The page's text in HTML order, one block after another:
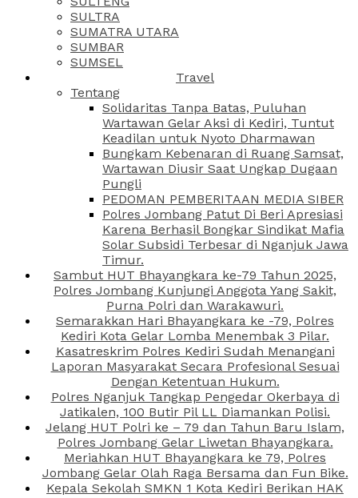
SULTRA
SUMATRA UTARA
SUMBAR
SUMSEL
Travel
Tentang
Solidaritas Tanpa Batas, Puluhan
Wartawan Gelar Aksi di Kediri, Tuntut
Keadilan untuk Nyoto Dharmawan
Bungkam Kebenaran di Ruang Samsat,
Wartawan Diusir Saat Ungkap Dugaan
Pungli
PEDOMAN PEMBERITAAN MEDIA SIBER
Polres Jombang Patut Di Beri Apresiasi
Karena Berhasil Bongkar Sindikat Mafia
Solar Subsidi Terbesar di Nganjuk Jawa
Timur.
Sambut HUT Bhayangkara ke-79 Tahun 2025,
Polres Jombang Kunjungi Anggota Yang Sakit,
Purna Polri dan Warakawuri.
Semarakkan Hari Bhayangkara ke -79, Polres
Kediri Kota Gelar Lomba Menembak 3 Pilar.
Kasatreskrim Polres Kediri Sudah Menangani
Laporan Masyarakat Secara Profesional Sesuai
Dengan Ketentuan Hukum.
Polres Nganjuk Tangkap Pengedar Okerbaya di
Jatikalen, 100 Butir Pil LL Diamankan Polisi.
Jelang HUT Polri ke – 79 dan Tahun Baru Islam,
Polres Jombang Gelar Liwetan Bhayangkara.
Meriahkan HUT Bhayangkara ke 79, Polres
Jombang Gelar Olah Raga Bersama dan Fun Bike.
Kepala Sekolah SMKN 1 Kota Kediri Berikan HAK